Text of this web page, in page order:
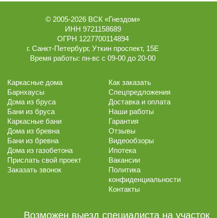
© 2005-2026 ВСК «Гнездом»
ИНН 9721158689
ОГРН 1227700114894
г. Санкт-Петербург, Уткин проспект, 15Е
Время работы: пн-вс с 09-00 до 20-00
Каркасные дома
Барнхаусы
Дома из бруса
Бани из бруса
Каркасные бани
Дома из бревна
Бани из бревна
Дома из газобетона
Прислать свой проект
Заказать звонок
Как заказать
Спецпредложения
Доставка и оплата
Наши работы
Гарантия
Отзывы
Видеообзоры
Ипотека
Вакансии
Политика
конфиденциальности
Контакты
Возможен выезд специалиста на участок